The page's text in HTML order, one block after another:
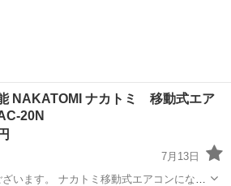
NAKATOMI ナカトミ 移動式エア
20N
7月13日
います。 ナカトミ移動式エアコンになり